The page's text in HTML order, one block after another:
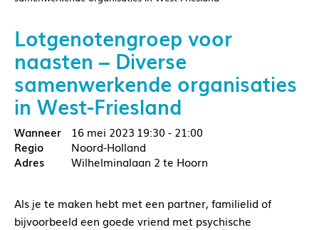
Lotgenotengroep voor
naasten – Diverse
samenwerkende organisaties
in West-Friesland
16 mei 2023 19:30 - 21:00
Noord-Holland
Wilhelminalaan 2 te Hoorn
Als je te maken hebt met een partner, familielid of
bijvoorbeeld een goede vriend met psychische